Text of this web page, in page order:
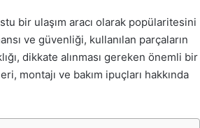
bir ulaşım aracı olarak popülaritesini
ve güvenliği, kullanılan parçaların
dikkate alınması gereken önemli bir
montajı ve bakım ipuçları hakkında